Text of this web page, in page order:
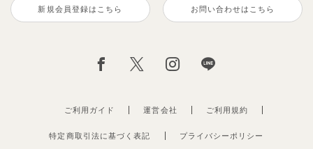
新規会員登録はこちら お問い合わせはこちら
ご利用ガイド 運営会社
特定商取引法に基づく表記 プライバシーポリシー
ご利用規約